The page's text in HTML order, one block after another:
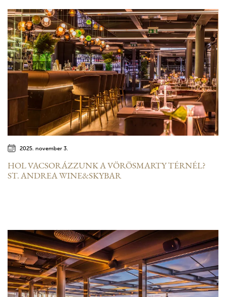
2025. november 3.
HOL VACSORÁZZUNK A VÖRÖSMARTY TÉRNÉL?
ST. ANDREA WINE&SKYBAR